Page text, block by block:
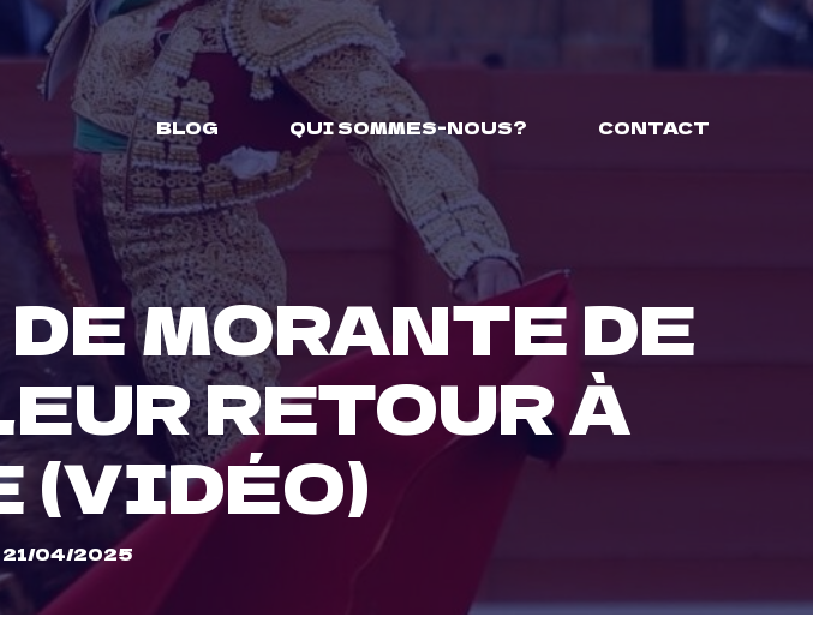
BLOG
QUI SOMMES-NOUS? CONTACT
MORANTE DE
RETOUR À
(VIDÉO)
21/04/2025